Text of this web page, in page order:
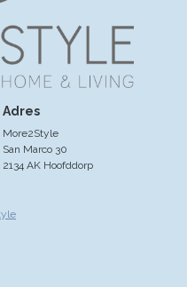
Adres
More2Style
San Marco 30
2134 AK Hoofddorp